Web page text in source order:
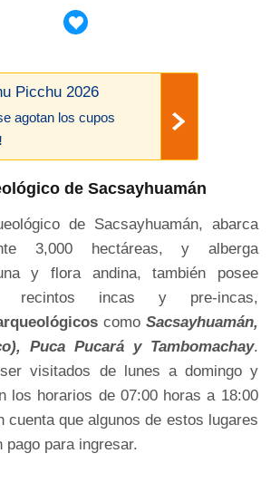
Picchu 2026
agotan los cupos
de Sacsayhuamán
de Sacsayhuamán, abarca
3,000 hectáreas, y alberga
y flora andina, también posee
recintos incas y pre-incas,
como Sacsayhuamán,
Puca Pucará y Tambomachay.
visitados de lunes a domingo y
los horarios de 07:00 horas a 18:00
cuenta que algunos de estos lugares
pago para ingresar.